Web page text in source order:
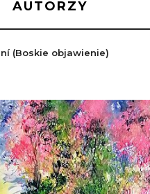
AUTORZY
(Boskie objawienie)